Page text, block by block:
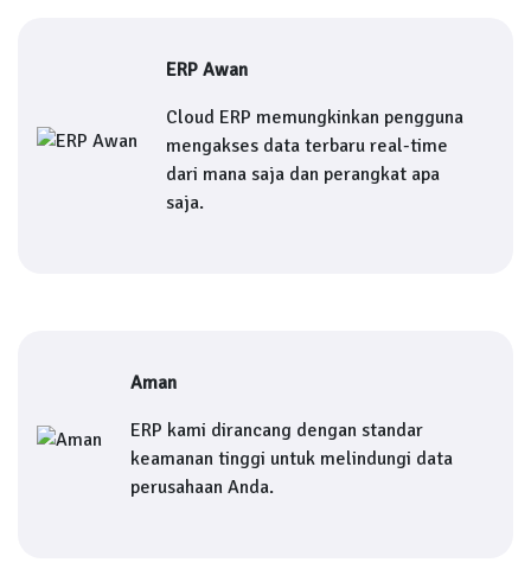
ERP Awan
Cloud ERP memungkinkan pengguna
mengakses data terbaru real-time
dari mana saja dan perangkat apa
saja.
Aman
ERP kami dirancang dengan standar
keamanan tinggi untuk melindungi data
perusahaan Anda.